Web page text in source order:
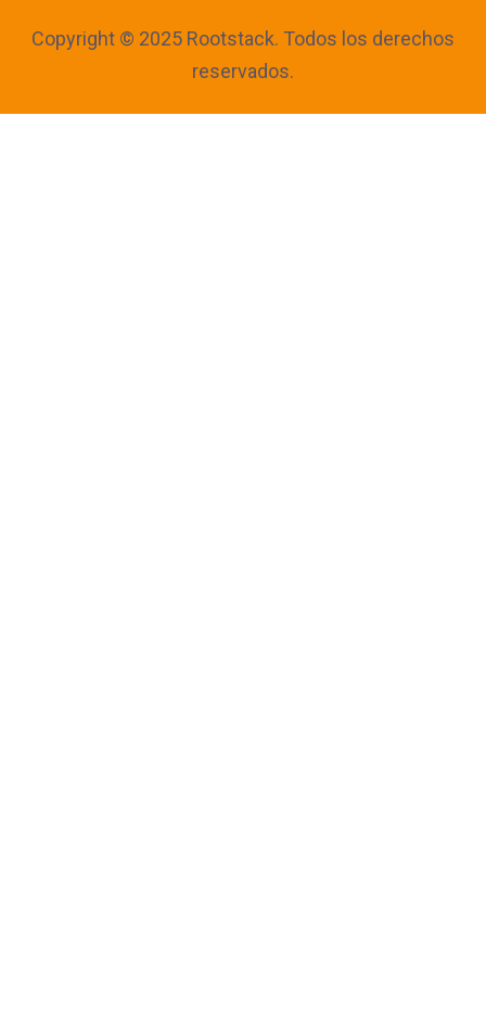
Copyright © 2025 Rootstack. Todos los derechos
reservados.